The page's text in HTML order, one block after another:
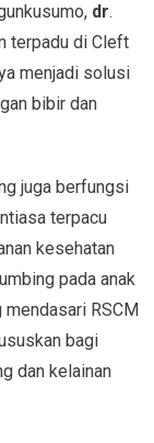
dr.
terpadu di Cleft
menjadi solusi
bibir dan
juga berfungsi
terpacu
kesehatan
pada anak
RSCM
bagi
dan kelainan